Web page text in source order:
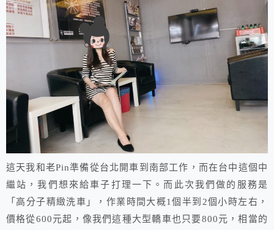
這天我和老Pin準備從台北開車到南部工作，而在台中這個中
繼站，我們想來給車子打理一下。而此次我們做的服務是
「高分子精緻洗車」，作業時間大概1個半到2個小時左右，
價格從600元起，像我們這種大型轎車也只要800元，相當的